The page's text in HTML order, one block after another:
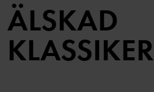
ÄLSKAD
KLASSIKER